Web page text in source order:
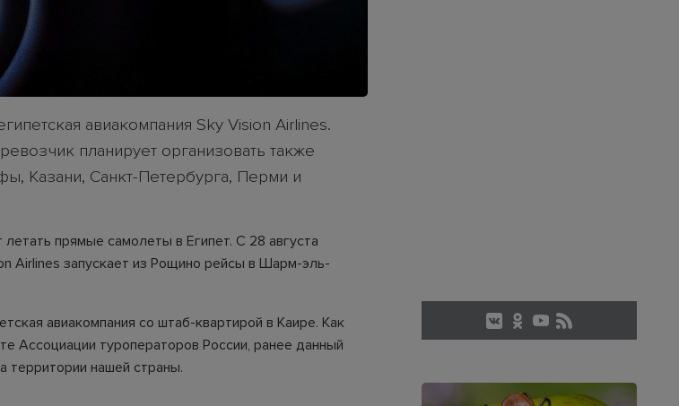
авиакомпания Sky Vision Airlines.
планирует организовать также
Казани, Санкт-Петербурга, Перми и
прямые самолеты в Египет. С 28 августа
Airlines запускает из Рощино рейсы в Шарм-эль-
авиакомпания со штаб-квартирой в Каире. Как
Ассоциации туроператоров России, ранее данный
территории нашей страны.